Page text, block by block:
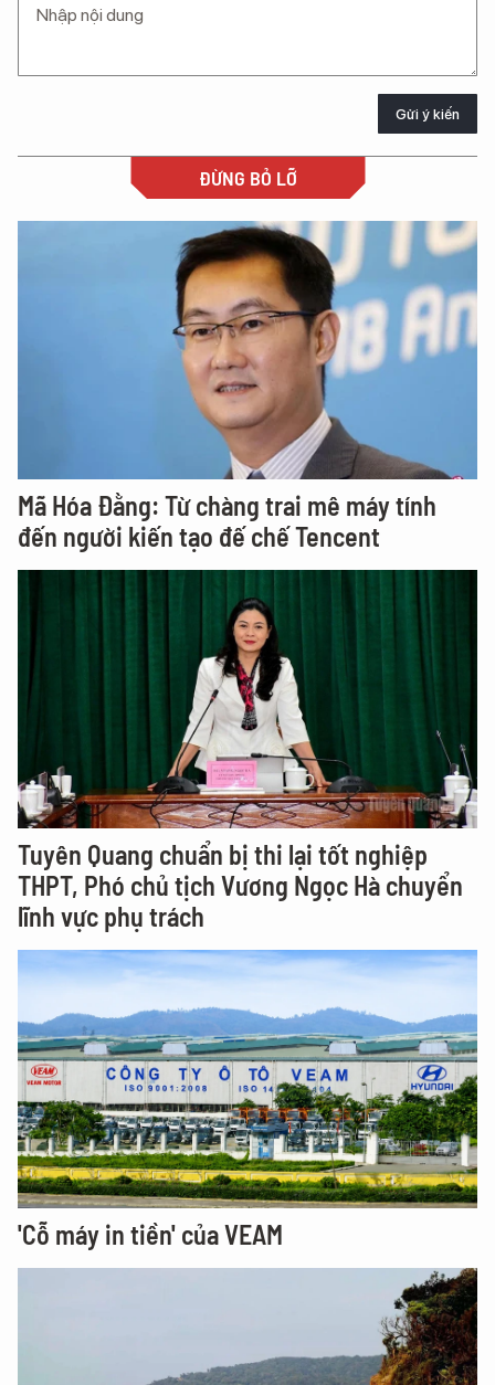
Gửi ý kiến
ĐỪNG BỎ LỠ
Mã Hóa Đằng: Từ chàng trai mê máy tính
đến người kiến tạo đế chế Tencent
Tuyên Quang chuẩn bị thi lại tốt nghiệp
THPT, Phó chủ tịch Vương Ngọc Hà chuyển
lĩnh vực phụ trách
'Cỗ máy in tiền' của VEAM